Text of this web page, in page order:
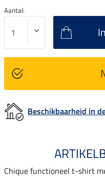
Aantal:
Beschikbaarheid in
Chique functioneel t-shirt